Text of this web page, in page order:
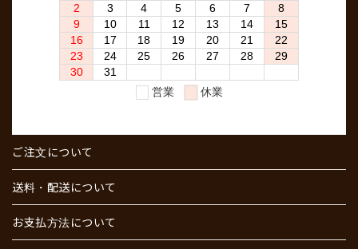
ご注文について
送料・配送について
お支払方法について